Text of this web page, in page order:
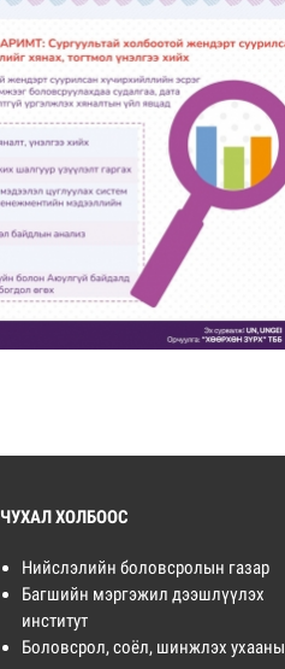
ЧУХАЛ ХОЛБООС
Нийслэлийн боловсролын газар
Багшийн мэргэжил дээшлүүлэх
институт
Боловсрол, соёл, шинжлэх ухааны